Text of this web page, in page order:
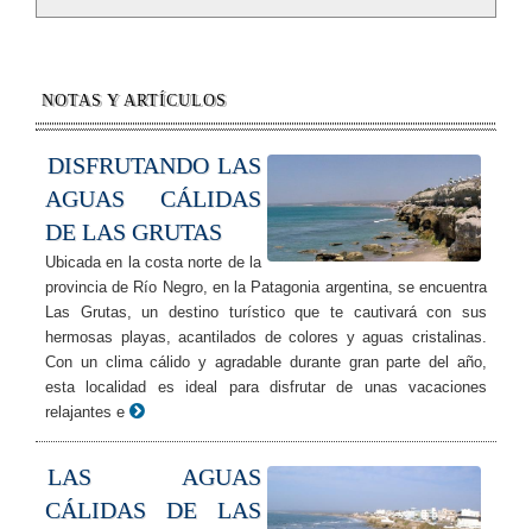
NOTAS Y ARTÍCULOS
DISFRUTANDO LAS
AGUAS CÁLIDAS
DE LAS GRUTAS
Ubicada en la costa norte de la
provincia de Río Negro, en la Patagonia argentina, se encuentra
Las Grutas, un destino turístico que te cautivará con sus
hermosas playas, acantilados de colores y aguas cristalinas.
Con un clima cálido y agradable durante gran parte del año,
esta localidad es ideal para disfrutar de unas vacaciones
relajantes e
LAS AGUAS
CÁLIDAS DE LAS